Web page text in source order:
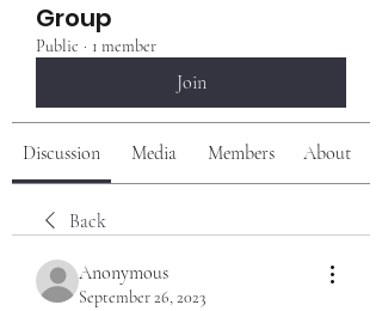
Group
Public · 1 member
Join
Discussion Media Members About
Back
Anonymous
September 26, 2023